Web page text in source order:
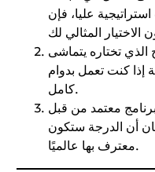
الذي تختاره يتماشى
كنت تعمل بدوام
كامل.
معتمد من قبل
أن الدرجة ستكون
معترف بها عالميًا.